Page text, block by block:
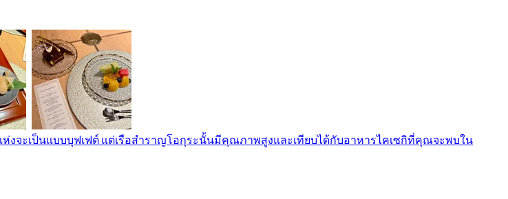
งจะเป็นแบบบุฟเฟต์ แต่เรือสำราญโอกุระนั้นมีคุณภาพสูงและเทียบได้กับอาหารไคเซกิที่คุณจะพบใน